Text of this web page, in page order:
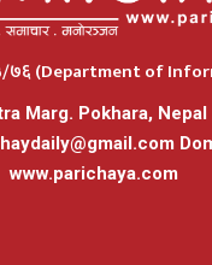
७६ (Department of
Marg. Pokhara,
www.parichaya.com